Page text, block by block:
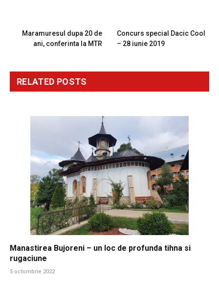
Maramuresul dupa 20 de
ani, conferinta la MTR
Concurs special Dacic Cool
– 28 iunie 2019
RELATED POSTS
Manastirea Bujoreni – un loc de profunda tihna si
rugaciune
5 octombrie 2022